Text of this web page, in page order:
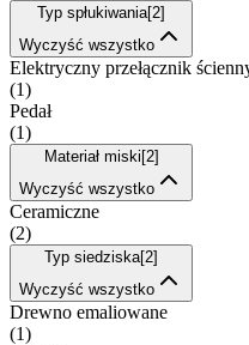
Typ spłukiwania[2]
Wyczyść wszystko
Elektryczny przełącznik
(1)
Pedał
(1)
Materiał miski [2]
Wyczyść wszystko
Ceramiczne
(2)
Typ siedziska[2]
Wyczyść wszystko
Drewno emaliowane
(1)